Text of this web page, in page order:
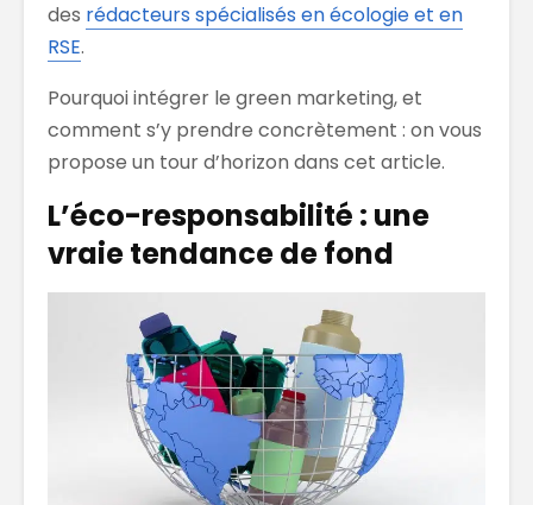
des rédacteurs spécialisés en écologie et en
RSE.
Pourquoi intégrer le green marketing, et
comment s’y prendre concrètement : on vous
propose un tour d’horizon dans cet article.
L’éco-responsabilité : une
vraie tendance de fond